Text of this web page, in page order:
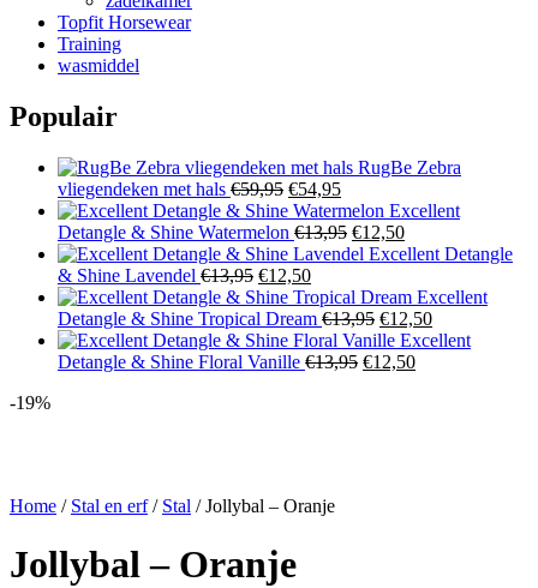
Topfit Horsewear
Training
wasmiddel
Populair
RugBe Zebra
vliegendeken met hals €59,95 Oorspronkelijke
prijs
was:
€59,95.
€54,95Huidige
prijs
is:
€54,95.
Excellent
Detangle & Shine Watermelon €13,95 Oorspronkelijke
prijs
€13,95.
€12,50Huidige
prijs
€12,50.
Excellent Detangle
& Shine Lavendel €13,95 Oorspronkelijke
prijs
was:
€13,95.
€12,50Huidige
prijs
is:
€12,50.
Excellent
Detangle & Shine Tropical Dream €13,95 Oorspronkelijke
prijs
was:
€12,50Huidige
prijs
Excellent
Detangle & Shine Floral Vanille €13,95 Oorspronkelijke
€12,50Huidige
-19%
Home / Stal en erf/ Stal / Jollybal – Oranje
Jollybal – Oranje